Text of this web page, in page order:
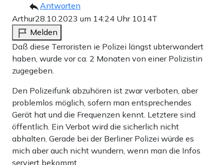
Antworten
Arthur28.10.2023 um 14:24 Uhr 1014T
Melden
Daß diese Terroristen ie Polizei längst ubterwandert
haben, wurde vor ca. 2 Monaten von einer Polizistin
zugegeben.
Den Polizeifunk abzuhören ist zwar verboten, aber
problemlos möglich, sofern man entsprechendes
Gerät hat und die Frequenzen kennt. Letztere sind
öffentlich. Ein Verbot wird die sicherlich nicht
abhalten. Gerade bei der Berliner Polizei würde es
mich aber auch nicht wundern, wenn man die Infos
serviert bekommt.